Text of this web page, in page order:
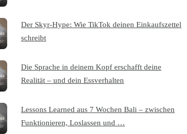
Der Skyr-Hype: Wie TikTok deinen Einkaufszettel
schreibt
Die Sprache in deinem Kopf erschafft deine
Realität – und dein Essverhalten
Lessons Learned aus 7 Wochen Bali – zwischen
Funktionieren, Loslassen und …